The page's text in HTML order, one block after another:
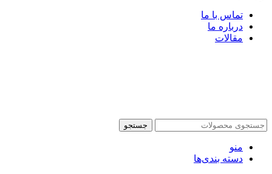
تماس با ما
درباره ما
مقالات
جستجو
منو
دسته بندی‌ها